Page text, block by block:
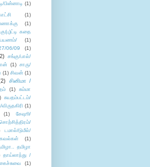
பின்னாடி (1)
(1)
(1)
கு(பு)ட்டி கதை
பயணம்/
(1)
06/09
(1)
சங்கு/பால்/
(1) சாரு/
(1) சிவன் (1)
சினிமா /
(1)
சும்மா
சுயதம்பட்டம்/
(1)
(1)
சேஷூ/
டமால்/டுமீல்/
(1)
தமிழா
தாய்லாந்து /
(1)